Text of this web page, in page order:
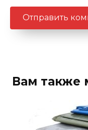
Вам также